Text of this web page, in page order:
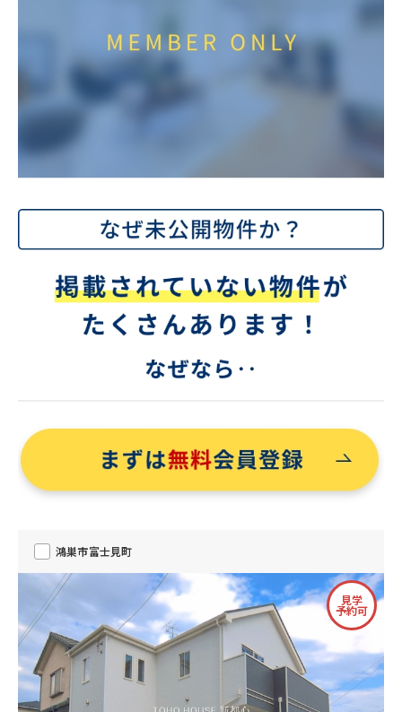
鴻巣市富士見町
見学
予約可